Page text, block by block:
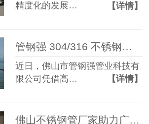
精度化的发展…
【详情】
管钢强 304/316 不锈钢管成功落地珠海沿海景观护栏工程，以精工品质守护海岸安全
近日，佛山市管钢强管业科技有
限公司凭借高…
【详情】